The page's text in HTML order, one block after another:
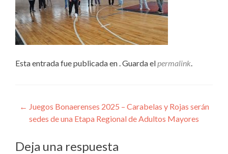
Esta entrada fue publicada en . Guarda elpermalink.
Navegación
de
entradas
← Juegos Bonaerenses 2025 – Carabelas y Rojas serán
sedes de una Etapa Regional de Adultos Mayores
Deja una respuesta